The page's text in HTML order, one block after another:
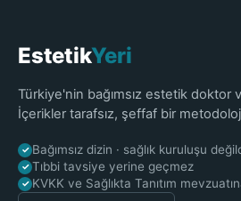
EstetikYeri
Türkiye'nin bağımsız estetik doktor
İçerikler tarafsız, şeffaf bir
✓ Bağımsız dizin · sağlık kuruluşu
✓ Tıbbi tavsiye yerine geçmez
✓ KVKK ve Sağlıkta Tanıtım